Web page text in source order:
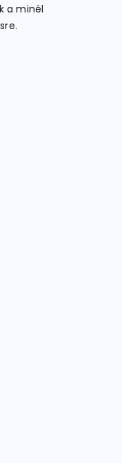
a minél